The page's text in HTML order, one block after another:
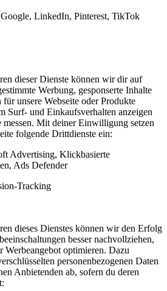
LinkedIn, Pinterest, TikTok
dieser Dienste können wir dir auf
Werbung, gesponserte Inhalte
unsere Webseite oder Produkte
Surf- und Einkaufsverhalten anzeigen
messen. Mit deiner Einwilligung setzen
folgende Drittdienste ein:
Advertising, Klickbasierte
Ads Defender
Tracking
dieses Dienstes können wir den Erfolg
besser nachvollziehen,
Werbeangebot optimieren. Dazu
personenbezogenen Daten
Anbietenden ab, sofern du deren